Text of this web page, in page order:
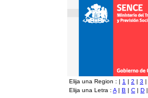
Elija una Region : | 1 | 2 | 3 |
Elija una Letra : A | B | C | D |